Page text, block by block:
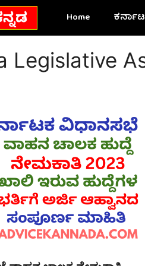
Home
Legislative